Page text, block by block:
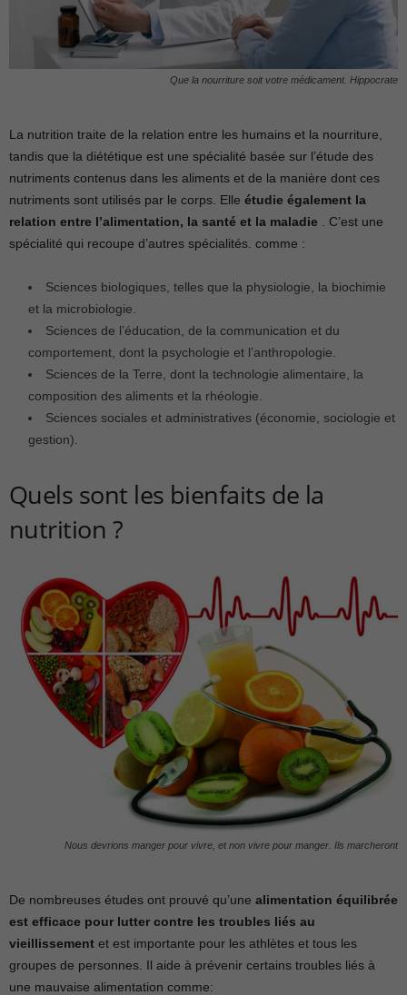
Que la nourriture soit votre médicament. Hippocrate
La nutrition traite de la relation entre les humains et la nourriture,
tandis que la diététique est une spécialité basée sur l’étude des
nutriments contenus dans les aliments et de la manière dont ces
nutriments sont utilisés par le corps. Elle étudie également la
relation entre l’alimentation, la santé et la maladie . C’est une
spécialité qui recoupe d’autres spécialités. comme :
Sciences biologiques, telles que la physiologie, la biochimie
et la microbiologie.
Sciences de l’éducation, de la communication et du
comportement, dont la psychologie et l’anthropologie.
Sciences de la Terre, dont la technologie alimentaire, la
composition des aliments et la rhéologie.
Sciences sociales et administratives (économie, sociologie et
gestion).
Quels sont les bienfaits de la
nutrition ?
Nous devrions manger pour vivre, et non vivre pour manger. Ils marcheront
De nombreuses études ont prouvé qu’une alimentation équilibrée
est efficace pour lutter contre les troubles liés au
vieillissement et est importante pour les athlètes et tous les
groupes de personnes. Il aide à prévenir certains troubles liés à
une mauvaise alimentation comme: